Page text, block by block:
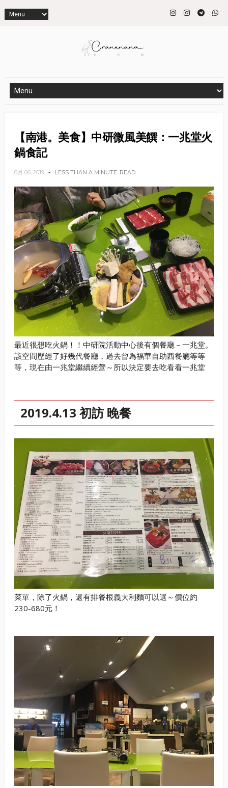
【南港。美食】中研微風美饌：一兆堂火
鍋食記
6月 06, 2019 LESS THAN A MINUTE READ
最近很想吃火鍋！！中研院活動中心後有個餐廳－一兆堂。
該空間歷經了好幾代餐廳，過去曾為福華自助西餐廳等等
等，現在由一兆堂繼續經營～所以決定要去吃看看一兆堂
2019.4.13 初訪 晚餐
菜單，除了火鍋，還有排餐根義大利麵可以選～價位約
230-680元！